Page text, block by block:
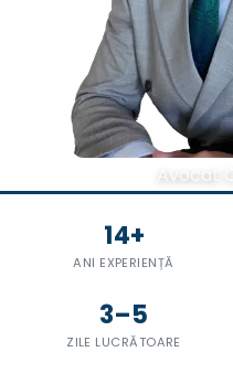
Avocat
14+
ANI EXPERIENȚĂ
3–5
ZILE LUCRĂTOARE